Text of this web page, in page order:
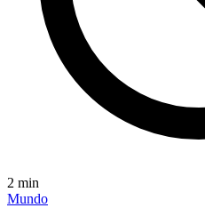
2 min
Mundo